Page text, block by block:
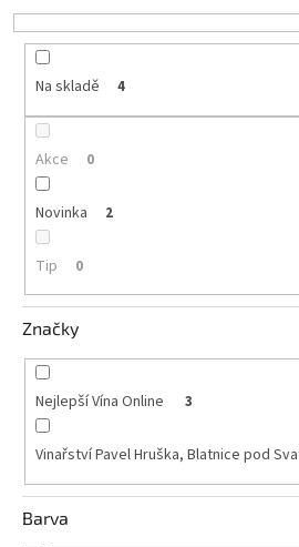
vína
Delikatesy
vínu
BiB
větší
objem
Ostatní
Značky
Přihlášení
k
t
Na skladě 4
Akce 0
Novinka 2
Tip 0
Značky
Nejlepší Vína Online 3
Vinařství Pavel Hruška, Blatnice pod
Barva